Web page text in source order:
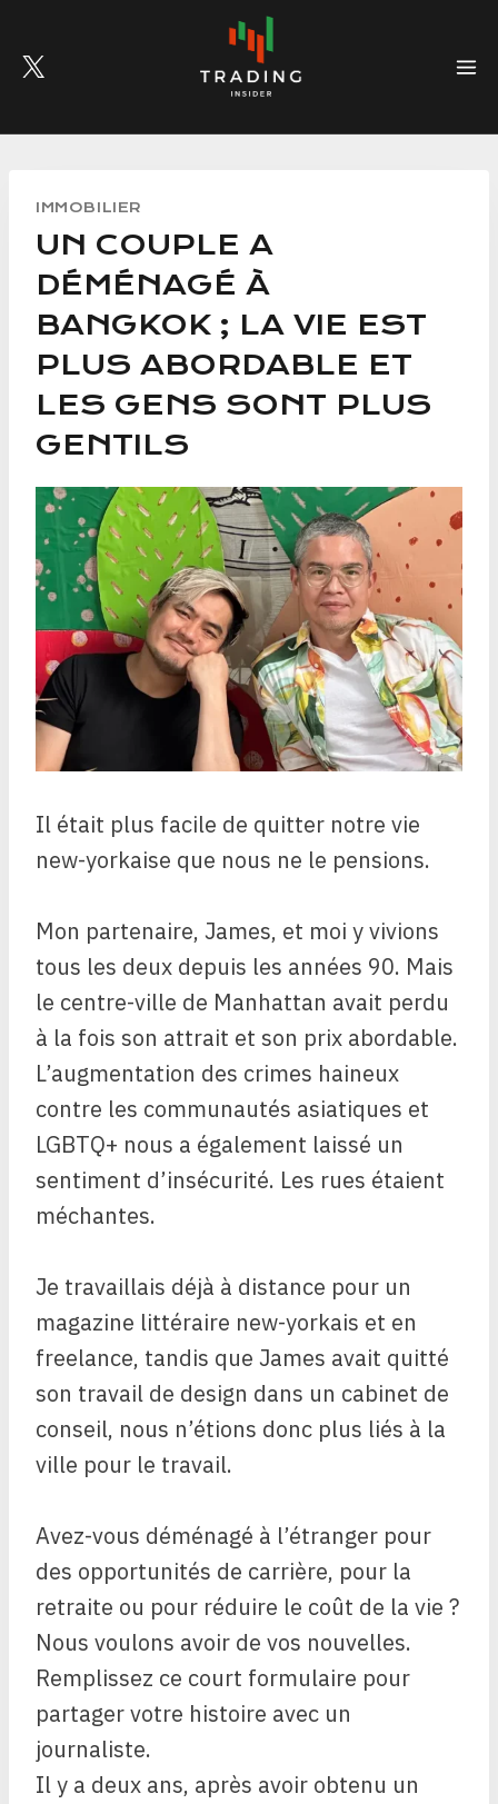
content
IMMOBILIER
UN COUPLE A
DÉMÉNAGÉ À
BANGKOK ; LA VIE EST
PLUS ABORDABLE ET
LES GENS SONT PLUS
GENTILS
Il était plus facile de quitter notre vie
new-yorkaise que nous ne le pensions.
Mon partenaire, James, et moi y vivions
tous les deux depuis les années 90. Mais
le centre-ville de Manhattan avait perdu
à la fois son attrait et son prix abordable.
L’augmentation des crimes haineux
contre les communautés asiatiques et
LGBTQ+ nous a également laissé un
sentiment d’insécurité. Les rues étaient
méchantes.
Je travaillais déjà à distance pour un
magazine littéraire new-yorkais et en
freelance, tandis que James avait quitté
son travail de design dans un cabinet de
conseil, nous n’étions donc plus liés à la
ville pour le travail.
Avez-vous déménagé à l’étranger pour
des opportunités de carrière, pour la
retraite ou pour réduire le coût de la vie ?
Nous voulons avoir de vos nouvelles.
Remplissez ce court formulaire pour
partager votre histoire avec un
journaliste.
Il y a deux ans, après avoir obtenu un